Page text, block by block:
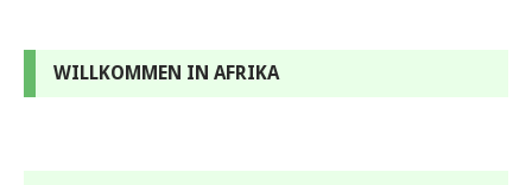
WILLKOMMEN IN AFRIKA